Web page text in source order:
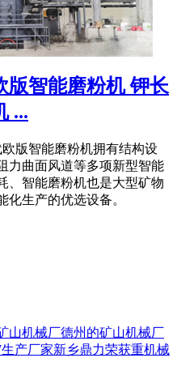
版智能磨粉机 钾长
...
版智能磨粉机拥有结构设
力曲面风道等多项新型智能
、智能磨粉机也是大型矿物
化生产的优选设备。
山机械厂德州的矿山机械厂
产厂家新乡鼎力荣获重机械